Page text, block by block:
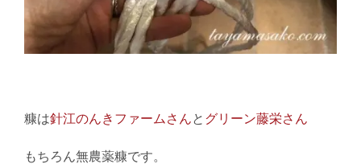
糠は針江のんきファームさんと グリーン藤栄さん
もちろん無農薬糠です。